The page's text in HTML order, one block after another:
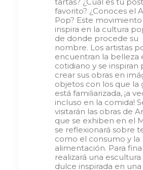
favorito? ¿Conoces el
Pop? Este movimiento
inspira en la cultura
de donde procede su
nombre. Los artistas
encuentran la belleza
cotidiano y se inspiran
crear sus obras en
objetos con los que la
está familiarizada, ¡a
incluso en la comida!
visitarán las obras de
que se exhiben en el
se reflexionará sobre
como el consumo y la
alimentación. Para
realizará una
dulce inspirada en una